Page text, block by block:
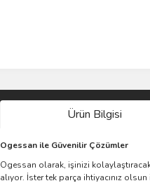
Ürün Bilgisi
Ogessan ile Güvenilir Çözümler
Ogessan olarak, işinizi
alıyor. İster tek parça ihtiyacınız